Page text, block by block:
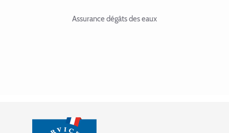
Assurance dégâts des eaux